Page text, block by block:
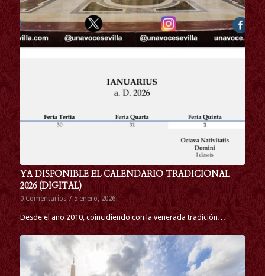
YA DISPONIBLE EL CALENDARIO TRADICIONAL
2026 (DIGITAL)
0 Comentarios / 5 enero, 2026
Desde el año 2010, coincidiendo con la venerada tradición…